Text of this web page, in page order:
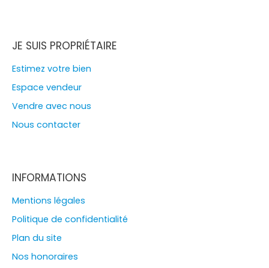
JE SUIS PROPRIÉTAIRE
Estimez votre bien
Espace vendeur
Vendre avec nous
Nous contacter
INFORMATIONS
Mentions légales
Politique de confidentialité
Plan du site
Nos honoraires